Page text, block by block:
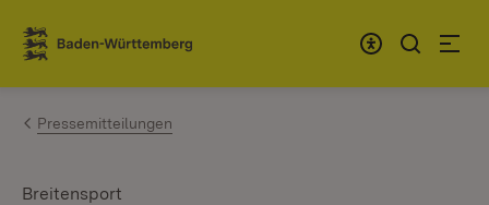
Zum Inhalt springen
Link zur Startseite
Pressemitteilungen
Breitensport